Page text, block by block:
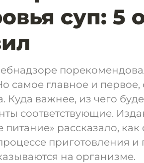
суп: 5
самое главное и
Куда важнее, из чего
соответствующие.
питание» рассказало,
приготовления
на организме.